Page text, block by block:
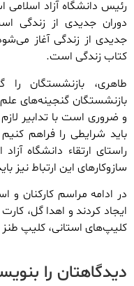
رئیس دانشگاه آزاد اسلامی
دوران جدیدی از زندگی
جدیدی از زندگی آغاز
کتاب زندگی است.
طاهری، بازنشستگان را
بازنشستگان گنجینه‌های
و ضروری است با تدابیر
باید شرایطی را فراهم
راستای ارتقاء دانشگاه
سازوکار‌های این ارتباط نیز
در ادامه مراسم کارکنان و
ایجاد کردند و اهدا گل،
کلیپ‌های استانی، کلیپ طنز
دیدگاهتان را